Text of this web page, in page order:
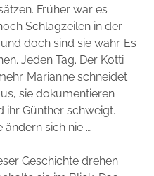
Früher war es
Schlagzeilen in der
doch sind sie wahr. Es
Jeden Tag. Der Kotti
Marianne schneidet
sie dokumentieren
ihr Günther schweigt.
ändern sich nie …
Geschichte drehen